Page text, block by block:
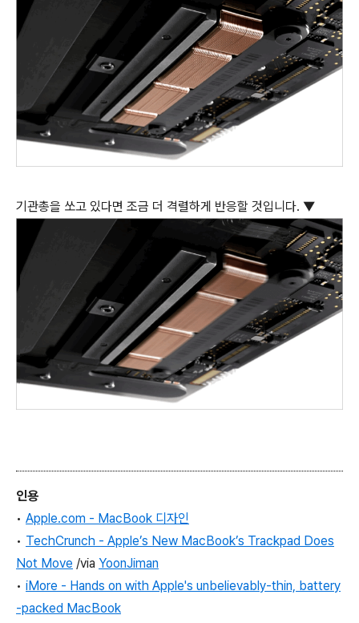
기관총을 쏘고 있다면 조금 더 격렬하게 반응할 것입니다. ▼
인용
• Apple.com - MacBook 디자인
• TechCrunch - Apple’s New MacBook’s Trackpad Does
Not Move /via YoonJiman
• iMore - Hands on with Apple's unbelievably-thin, battery
-packed MacBook